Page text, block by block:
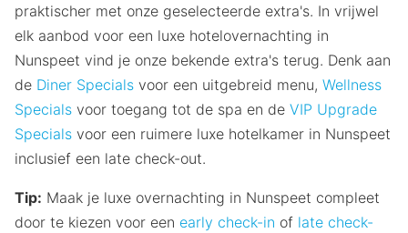
praktischer met onze geselecteerde extra's. In vrijwel
elk aanbod voor een luxe hotelovernachting in
Nunspeet vind je onze bekende extra's terug. Denk aan
de Diner Specials voor een uitgebreid menu, Wellness
Specials voor toegang tot de spa en de VIP Upgrade
Specials voor een ruimere luxe hotelkamer in Nunspeet
inclusief een late check-out.
Tip: Maak je luxe overnachting in Nunspeet compleet
door te kiezen voor een early check-in of late check-